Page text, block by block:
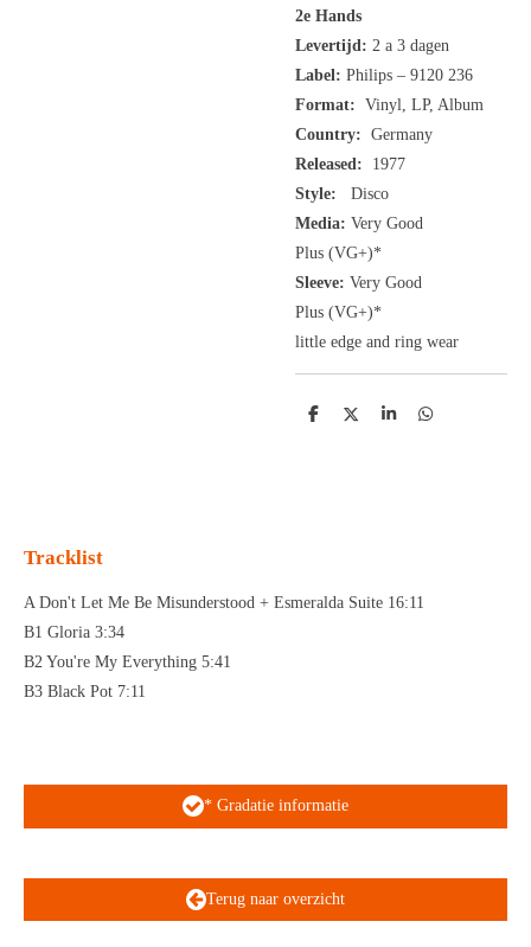
2e Hands
Levertijd: 2 a 3 dagen
Label: Philips ‎– 9120 236
Format: Vinyl, LP, Album
Country: Germany
Released: 1977
Style: Disco
Media: Very Good
Plus (VG+)*
Sleeve: Very Good
Plus (VG+)*
little edge and ring wear
D
D
S
D
Tracklist
A Don't Let Me Be Misunderstood + Esmeralda Suite 16:11
B1 Gloria 3:34
B2 You're My Everything 5:41
B3 Black Pot 7:11
* Gradatie informatie
Terug naar overzicht